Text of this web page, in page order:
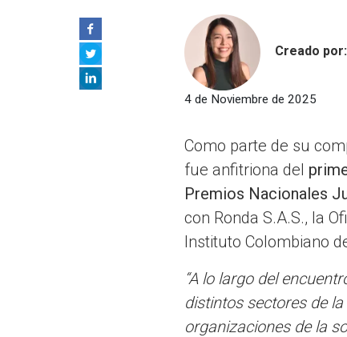
Creado por:
4 de Noviembre de 2025
Como parte de su
fue anfitriona del
Premios Nacionales
con Ronda S.A.S., la
Instituto Colombiano
“A lo largo del
distintos sectores de
organizaciones de la